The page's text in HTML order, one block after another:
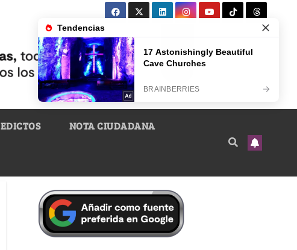
EDICTOS NOTA CIUDADANA